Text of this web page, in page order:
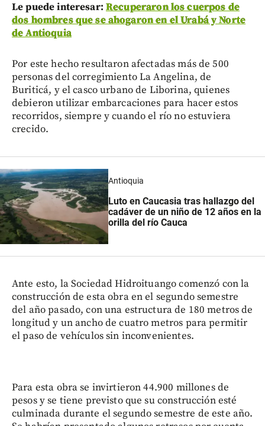
Le puede interesar: Recuperaron los cuerpos de
dos hombres que se ahogaron en el Urabá y Norte
de Antioquia
Por este hecho resultaron afectadas más de 500
personas del corregimiento La Angelina, de
Buriticá, y el casco urbano de Liborina, quienes
debieron utilizar embarcaciones para hacer estos
recorridos, siempre y cuando el río no estuviera
crecido.
Antioquia
Luto en Caucasia tras hallazgo del
cadáver de un niño de 12 años en la
orilla del río Cauca
Ante esto, la Sociedad Hidroituango comenzó con la
construcción de esta obra en el segundo semestre
del año pasado, con una estructura de 180 metros de
longitud y un ancho de cuatro metros para permitir
el paso de vehículos sin inconvenientes.
Para esta obra se invirtieron 44.900 millones de
pesos y se tiene previsto que su construcción esté
culminada durante el segundo semestre de este año.